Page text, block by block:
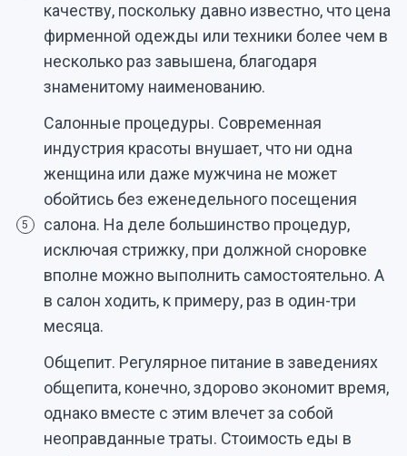
качеству, поскольку давно известно, что цена
фирменной одежды или техники более чем в
несколько раз завышена, благодаря
знаменитому наименованию.
5
Салонные процедуры. Современная
индустрия красоты внушает, что ни одна
женщина или даже мужчина не может
обойтись без еженедельного посещения
салона. На деле большинство процедур,
исключая стрижку, при должной сноровке
вполне можно выполнить самостоятельно. А
в салон ходить, к примеру, раз в один-три
месяца.
Общепит. Регулярное питание в заведениях
общепита, конечно, здорово экономит время,
однако вместе с этим влечет за собой
неоправданные траты. Стоимость еды в